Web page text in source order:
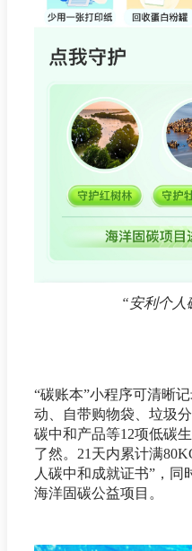
“安利个人
“碳账本”小程序可清晰
动、自带购物袋、垃圾
碳中和产品等12项低碳
了然。21天内累计满
人碳中和成就证书”，同
海洋固碳公益项目。